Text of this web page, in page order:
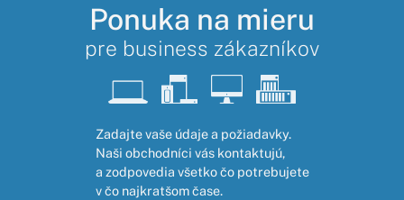
Ponuka na mieru
pre business zákazníkov
Zadajte vaše údaje a požiadavky.
Naši obchodníci vás kontaktujú,
a zodpovedia všetko čo potrebujete
v čo najkratšom čase.